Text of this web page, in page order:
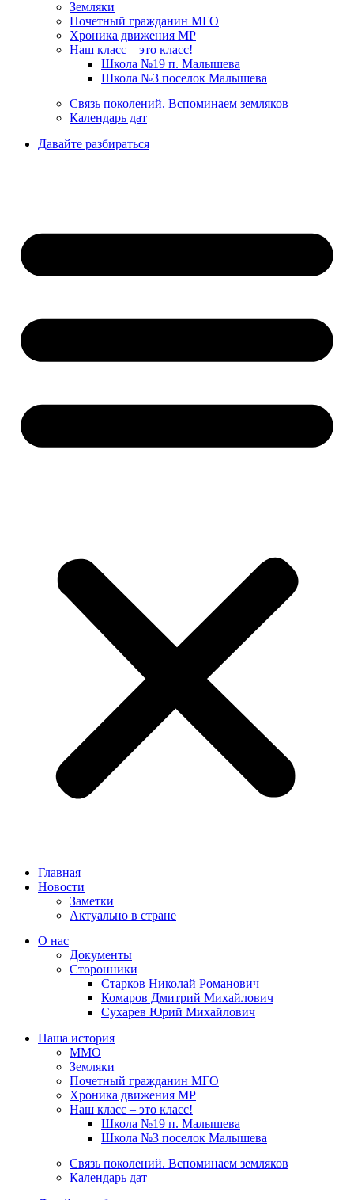
Земляки
Почетный гражданин МГО
Хроника движения МР
Наш класс – это класс!
Школа №19 п. Малышева
Школа №3 поселок Малышева
Связь поколений. Вспоминаем земляков
Календарь дат
Давайте разбираться
Главная
Новости
Заметки
Актуально в стране
О нас
Документы
Сторонники
Старков Николай Романович
Комаров Дмитрий Михайлович
Сухарев Юрий Михайлович
Наша история
ММО
Земляки
Почетный гражданин МГО
Хроника движения МР
Наш класс – это класс!
Школа №19 п. Малышева
Школа №3 поселок Малышева
Связь поколений. Вспоминаем земляков
Календарь дат